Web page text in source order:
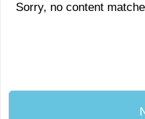
Sorry, no content